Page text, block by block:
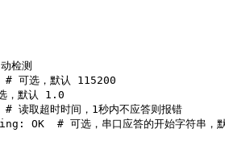
检测
可选，默认 115200
，默认 1.0
取超时时间，1秒内不应答则报错
OK  # 可选，串口应答的开始字符串，